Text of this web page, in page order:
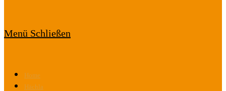
Menü Schließen
Home
Hächla